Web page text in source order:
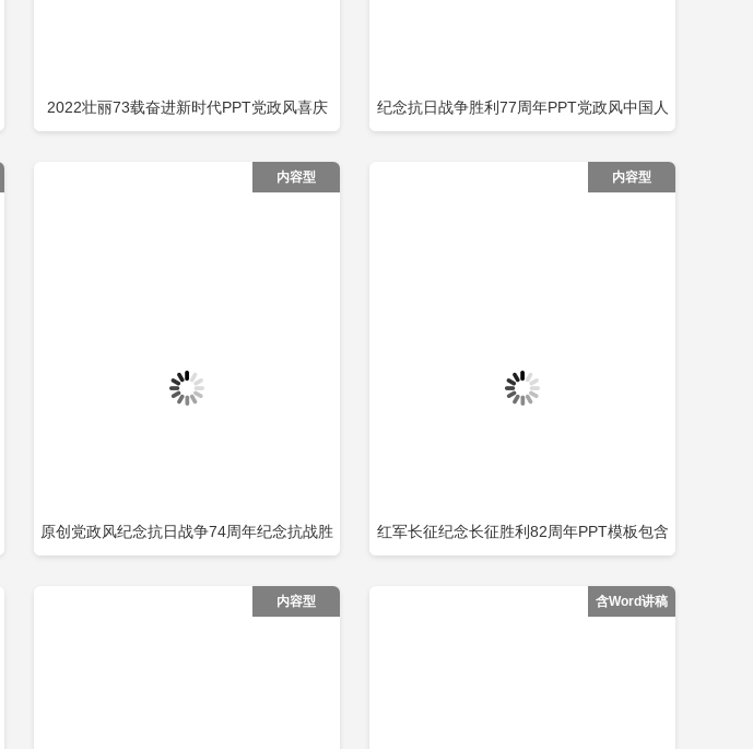
2022壮丽73载奋进新时代PPT党政风喜庆 纪念抗日战争胜利77周年PPT党政风中国人
添加收藏 立即下载
内容型
原创党政风纪念抗日战争74周年纪念抗战胜
添加收藏 立即下载
内容型
红军长征纪念长征胜利82周年PPT模板包含
添加收藏 立即下载
内容型
添加收藏 立即下载
含Word讲稿